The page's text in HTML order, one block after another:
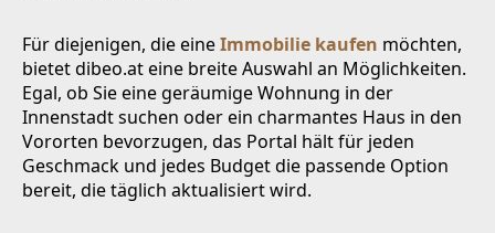
Für diejenigen, die eineImmobilie kaufen möchten,
bietet dibeo.at eine breite Auswahl an Möglichkeiten.
Egal, ob Sie eine geräumige Wohnung in der
Innenstadt suchen oder ein charmantes Haus in den
Vororten bevorzugen, das Portal hält für jeden
Geschmack und jedes Budget die passende Option
bereit, die täglich aktualisiert wird.